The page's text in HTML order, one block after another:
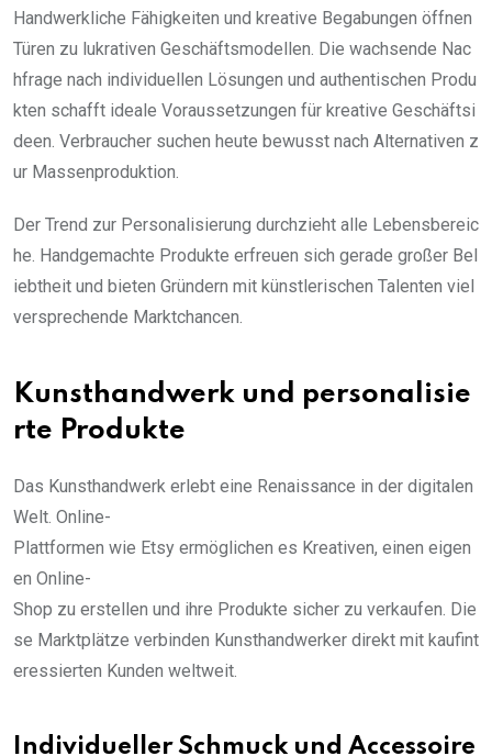
Handwerkliche Fähigkeiten und kreative Begabungen öffnen
Türen zu lukrativen Geschäftsmodellen. Die wachsende Nac
hfrage nach individuellen Lösungen und authentischen Produ
kten schafft ideale Voraussetzungen für kreative Geschäftsi
deen. Verbraucher suchen heute bewusst nach Alternativen z
ur Massenproduktion.
Der Trend zur Personalisierung durchzieht alle Lebensbereic
he. Handgemachte Produkte erfreuen sich gerade großer Bel
iebtheit und bieten Gründern mit künstlerischen Talenten viel
versprechende Marktchancen.
Kunsthandwerk und personalisie
rte Produkte
Das Kunsthandwerk erlebt eine Renaissance in der digitalen
Welt. Online-
Plattformen wie Etsy ermöglichen es Kreativen, einen eigen
en Online-
Shop zu erstellen und ihre Produkte sicher zu verkaufen. Die
se Marktplätze verbinden Kunsthandwerker direkt mit kaufint
eressierten Kunden weltweit.
Individueller Schmuck und Accessoire